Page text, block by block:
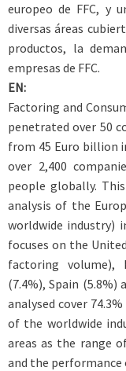
europeo de FFC, y
diversas áreas
productos, la
empresas de FFC.
EN:
Factoring and
penetrated over 50
from 45 Euro billion
over 2,400
people globally.
analysis of the
worldwide industry)
focuses on the
factoring volume),
(7.4%), Spain (5.8%)
analysed cover
of the worldwide
areas as the range
and the performance